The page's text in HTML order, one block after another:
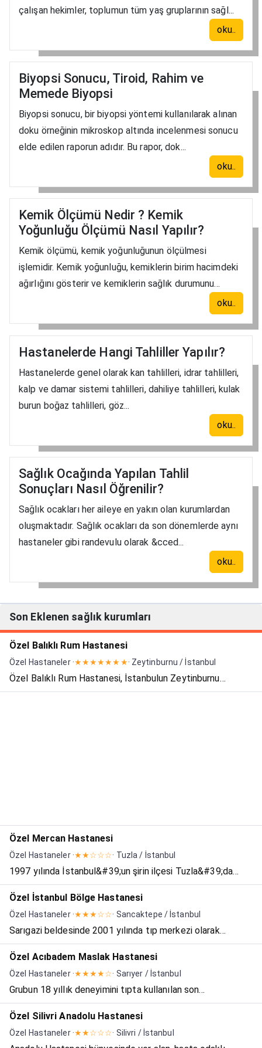
çalışan hekimler, toplumun tüm yaş gruplarının sağl...
oku..
Biyopsi Sonucu, Tiroid, Rahim ve
Memede Biyopsi
Biyopsi sonucu, bir biyopsi yöntemi kullanılarak alınan
doku örneğinin mikroskop altında incelenmesi sonucu
elde edilen raporun adıdır. Bu rapor, dok...
oku..
Kemik Ölçümü Nedir ? Kemik
Yoğunluğu Ölçümü Nasıl Yapılır?
Kemik ölçümü, kemik yoğunluğunun ölçülmesi
işlemidir. Kemik yoğunluğu, kemiklerin birim hacimdeki
ağırlığını gösterir ve kemiklerin sağlık durumunu...
oku..
Hastanelerde Hangi Tahliller Yapılır?
Hastanelerde genel olarak kan tahlilleri, idrar tahlilleri,
kalp ve damar sistemi tahlilleri, dahiliye tahlilleri, kulak
burun boğaz tahlilleri, göz...
oku..
Sağlık Ocağında Yapılan Tahlil
Sonuçları Nasıl Öğrenilir?
Sağlık ocakları her aileye en yakın olan kurumlardan
oluşmaktadır. Sağlık ocakları da son dönemlerde aynı
hastaneler gibi randevulu olarak &cced...
oku..
Son Eklenen sağlık kurumları
Özel Balıklı Rum Hastanesi
Özel Hastaneler ·★★★★★★★· Zeytinburnu / İstanbul
Özel Balıklı Rum Hastanesi, İstanbulun Zeytinburnu
ilçesinde Rum cemaat tarafından kurulmuş özel
Özel Mercan Hastanesi
Özel Hastaneler ·★★☆☆☆· Tuzla / İstanbul
1997 yılında İstanbul&#39;un şirin ilçesi Tuzla&#39;da
küçük bir klinik olarak açılmış olup, 2007 yılında tıp merkezi
olarak yeni binasında hizmet vermeye devam etmiş ve
2012 yılı itibari ile hastane olarak hizmet vermey...
Özel İstanbul Bölge Hastanesi
Özel Hastaneler ·★★★☆☆· Sancaktepe / İstanbul
Sarıgazi beldesinde 2001 yılında tıp merkezi olarak
hizmete başlayan kurumumuz, 2003 yılında beldenin ilk ve
tek hastanesine dönüştürüldü. 17 Yıl boyunca güçlü, sağlık
çalışan kadrosuyla, başarılı çalışmalarıyla öne çıka...
Özel Acıbadem Maslak Hastanesi
Özel Hastaneler ·★★★★☆· Sarıyer / İstanbul
Grubun 18 yıllık deneyimini tıpta kullanılan son
teknolojilerle birleştiren Acıbadem Maslak Hastanesi,
2009 yılında hizmete girdi. 40000 m2'lik kapalı alana sahip
hastane, mimari teknolojik altyapısı, cihaz donanımı, bir...
Özel Silivri Anadolu Hastanesi
Özel Hastaneler ·★★☆☆☆· Silivri / İstanbul